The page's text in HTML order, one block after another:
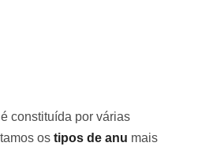
constituída por várias
os tipos de anu mais